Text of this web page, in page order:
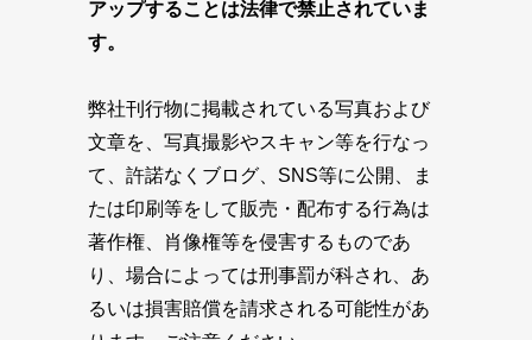
アップすることは法律で禁止されていま
す。
弊社刊行物に掲載されている写真および
文章を、写真撮影やスキャン等を行なっ
て、許諾なくブログ、SNS等に公開、ま
たは印刷等をして販売・配布する行為は
著作権、肖像権等を侵害するものであ
り、場合によっては刑事罰が科され、あ
るいは損害賠償を請求される可能性があ